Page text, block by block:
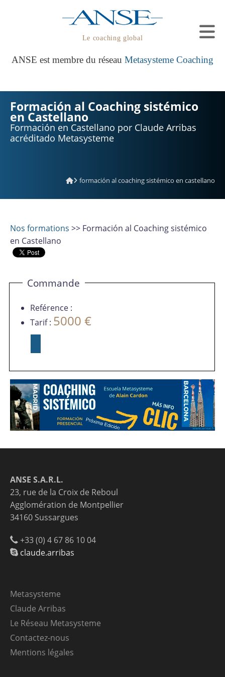
Le coaching global
ANSE est membre du réseau Metasysteme Coaching
Formación al Coaching sistémico
en Castellano
Formación en Castellano por Claude Arribas
acréditado Metasysteme
formación al coaching sistémico en castellano
Nos formations >> Formación al Coaching sistémico
en Castellano
Commande
Reférence :
Tarif : 5000 €
ANSE S.A.R.L.
23, rue de la Croix de Reboul
Agglomération de Montpellier
34160 Sussargues
+33 (0) 4 67 86 10 04
claude.arribas
Metasysteme
Claude Arribas
Le Réseau Metasysteme
Contactez-nous
Mentions légales